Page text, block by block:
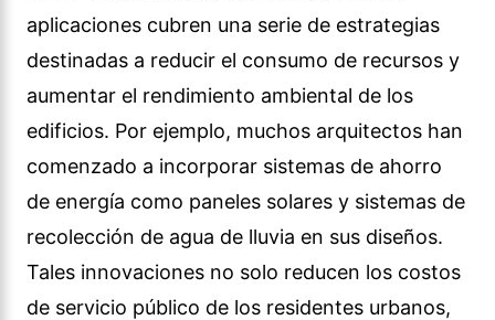
aplicaciones cubren una serie de estrategias
destinadas a reducir el consumo de recursos y
aumentar el rendimiento ambiental de los
edificios. Por ejemplo, muchos arquitectos han
comenzado a incorporar sistemas de ahorro
de energía como paneles solares y sistemas de
recolección de agua de lluvia en sus diseños.
Tales innovaciones no solo reducen los costos
de servicio público de los residentes urbanos,